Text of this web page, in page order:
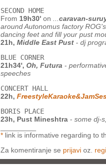
SECOND HOME
From 19h30' on
caravan-
around Autonomus factory
dancing feet and fill your pust
21h, Middle East Pust - dj
BLUE CORNER
21h34', Oh, Futura -
speeches
CONCERT HALL
22h,
BORIS PLACE
23h, Pust Mineshtra - some dj-
* link is informative regarding to
Za komentiranje se prijavi oz.